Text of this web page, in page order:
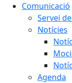
Comunicació
Servei
Notícies
Agenda